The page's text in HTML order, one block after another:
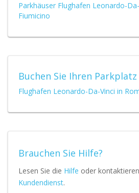
Parkhäuser Flughafen Leonardo-
Fiumicino
Buchen Sie Ihren Parkplatz
Flughafen Leonardo-Da-Vinci in
Brauchen Sie Hilfe?
Lesen Sie die Hilfe oder
Kundendienst.